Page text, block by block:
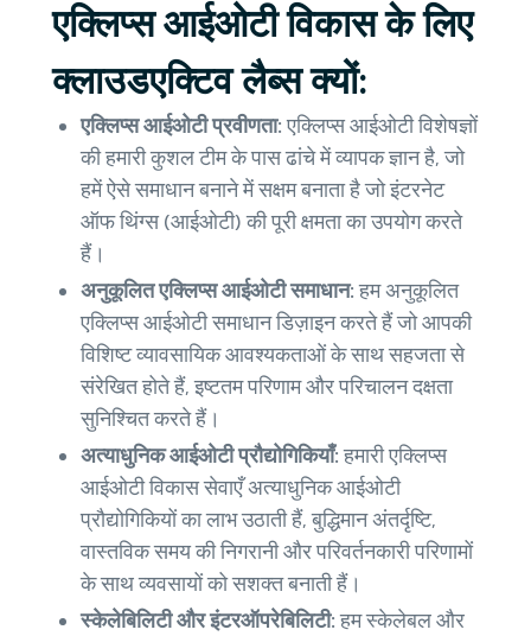
एक्लिप्स आईओटी विकास के लिए
क्लाउडएक्टिव लैब्स क्यों:
एक्लिप्स आईओटी प्रवीणता:एक्लिप्स आईओटी विशेषज्ञों
की हमारी कुशल टीम के पास ढांचे में व्यापक ज्ञान है, जो
हमें ऐसे समाधान बनाने में सक्षम बनाता है जो इंटरनेट
ऑफ थिंग्स (आईओटी) की पूरी क्षमता का उपयोग करते
हैं।
अनुकूलित एक्लिप्स आईओटी समाधान:हम अनुकूलित
एक्लिप्स आईओटी समाधान डिज़ाइन करते हैं जो आपकी
विशिष्ट व्यावसायिक आवश्यकताओं के साथ सहजता से
संरेखित होते हैं, इष्टतम परिणाम और परिचालन दक्षता
सुनिश्चित करते हैं।
अत्याधुनिक आईओटी प्रौद्योगिकियाँ:हमारी एक्लिप्स
आईओटी विकास सेवाएँ अत्याधुनिक आईओटी
प्रौद्योगिकियों का लाभ उठाती हैं, बुद्धिमान अंतर्दृष्टि,
वास्तविक समय की निगरानी और परिवर्तनकारी परिणामों
के साथ व्यवसायों को सशक्त बनाती हैं।
स्केलेबिलिटी और इंटरऑपरेबिलिटी:हम स्केलेबल और